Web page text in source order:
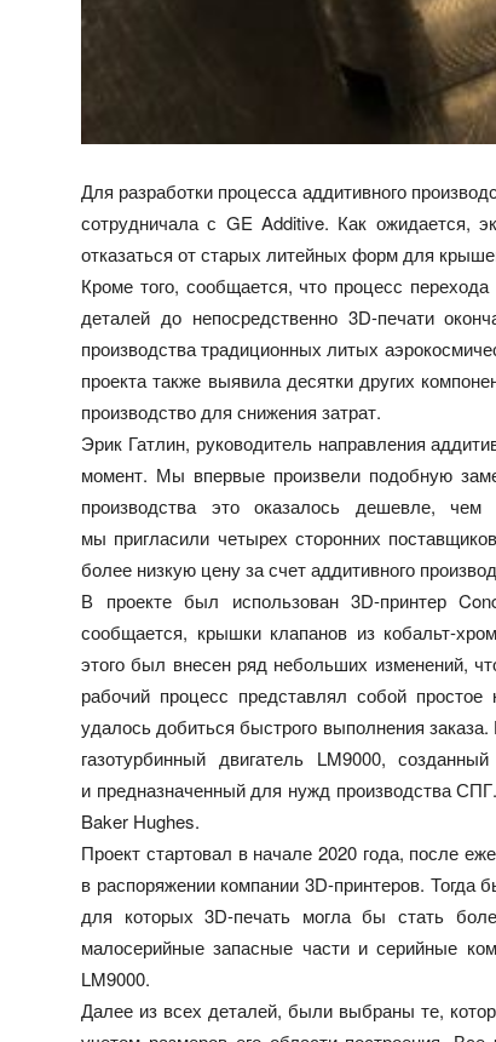
Для разработки процесса аддитивного
сотрудничала с GE Additive. Как ожидается,
отказаться от старых литейных форм для
Кроме того, сообщается, что процесс
деталей до непосредственно 3D-печати
производства традиционных литых
проекта также выявила десятки других
производство для снижения затрат.
Эрик Гатлин, руководитель направления
момент. Мы впервые произвели подобную
производства это оказалось дешевле, чем
мы пригласили четырех сторонних
более низкую цену за счет аддитивного
В проекте был использован 3D-принтер
сообщается, крышки клапанов из кобальт-
этого был внесен ряд небольших изменений,
рабочий процесс представлял собой
удалось добиться быстрого выполнения
газотурбинный двигатель LM9000,
и предназначенный для нужд производства
Baker Hughes.
Проект стартовал в начале 2020 года, после
в распоряжении компании 3D-принтеров.
для которых 3D-печать могла бы стать
малосерийные запасные части и серийные
LM9000.
Далее из всех деталей, были выбраны те,